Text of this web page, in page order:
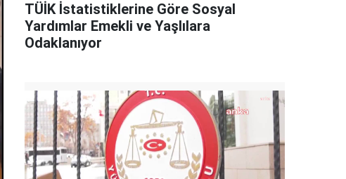
TÜİK İstatistiklerine Göre Sosyal
Yardımlar Emekli ve Yaşlılara
Odaklanıyor